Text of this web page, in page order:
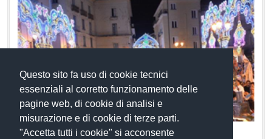
Questo sito fa uso di cookie tecnici
essenziali al corretto funzionamento delle
pagine web, di cookie di analisi e
misurazione e di cookie di terze parti.
"Accetta tutti i cookie" si acconsente
Festa del Santo Patrono San Pantaleone